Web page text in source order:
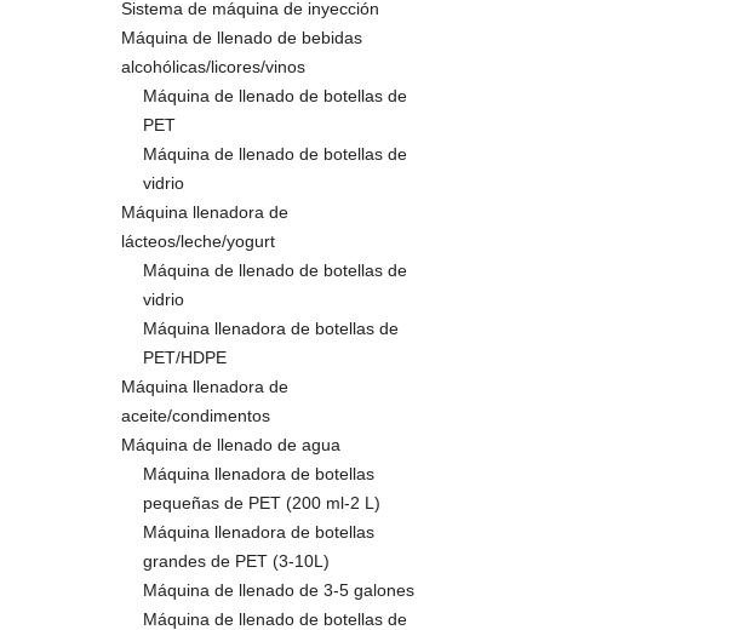
Sistema de máquina de inyección
Máquina de llenado de bebidas
alcohólicas/licores/vinos
Máquina de llenado de botellas de
PET
Máquina de llenado de botellas de
vidrio
Máquina llenadora de
lácteos/leche/yogurt
Máquina de llenado de botellas de
vidrio
Máquina llenadora de botellas de
PET/HDPE
Máquina llenadora de
aceite/condimentos
Máquina de llenado de agua
Máquina llenadora de botellas
pequeñas de PET (200 ml-2 L)
Máquina llenadora de botellas
grandes de PET (3-10L)
Máquina de llenado de 3-5 galones
Máquina de llenado de botellas de